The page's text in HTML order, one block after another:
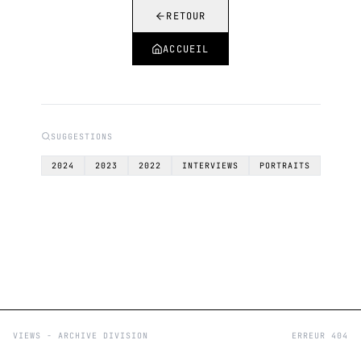
RETOUR
ACCUEIL
SUGGESTIONS
2024 2023 2022 INTERVIEWS PORTRAITS
VIEWS - ARCHIVE DIVISION ERREUR 404